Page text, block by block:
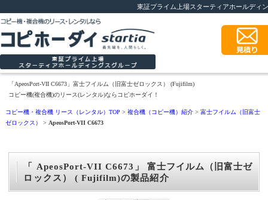
東証プライム上場スターティアホールディ
「ApeosPort-VII C6673」富士フイルム（旧富士ゼロックス） (Fujifilm)
コピー機(複合機)のリース(レンタル)ならコピホーダイ！
コピー機・複合機 リース（レンタル）TOP >複合機（コピー機）紹介 >富士フイルム（旧富士
ゼロックス）> ApeosPort-VII C6673
「 ApeosPort-VII C6673」 富士フイルム（旧富士ゼ
ロックス） ( Fujifilm)の製品紹介